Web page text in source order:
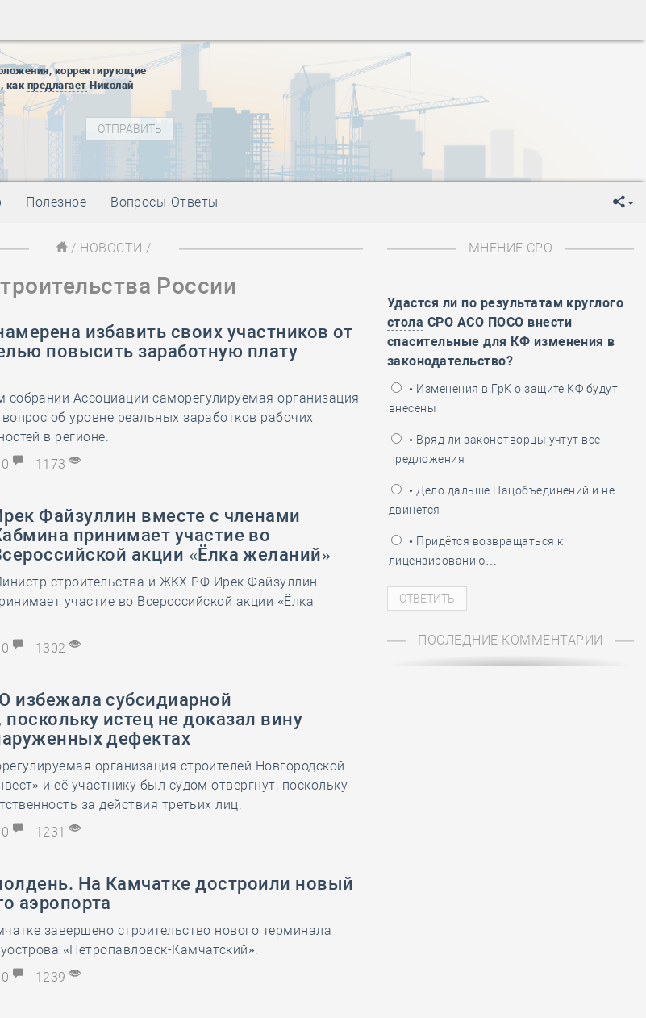
корректирующие
как предлагаетНиколай
День Государственного флага Российской Федерации
-День знаний
-
День сотрудника органов внутренних дел РФ
27 января
День полного освобождения Ленинграда от фашистской
блокады
01 мая-
День Весны и Труда
09 мая -День Победы!
День Государственного флага Российской Федерации
10 ноября
День полного освобождения Ленинграда от фашистской
01 мая- День Весны и Труда
09 мая-День Победы!
Полезное Вопросы-Ответы
/ НОВОСТИ /
России
избавить своих участников от
повысить заработную плату
Ассоциации саморегулируемая организация
об уровне реальных заработков рабочих
в регионе.
0 1173
Файзуллин вместе с членами
принимает участие во
акции «Ёлка желаний»
строительства и ЖКХ РФ Ирек Файзуллин
участие во Всероссийской акции «Ёлка
0 1302
избежала субсидиарной
поскольку истец не доказал вину
дефектах
организация строителей Новгородской
и её участнику был судом отвергнут, поскольку
за действия третьих лиц.
0 1231
На Камчатке достроили новый
аэропорта
завершено строительство нового терминала
«Петропавловск-Камчатский».
0 1239
МНЕНИЕ СРО
Удастся ли по результатам круглого
стола СРО АСО ПОСО внести
спасительные для КФ изменения в
законодательство?
• Изменения в ГрК о защите КФ будут
внесены
• Вряд ли законотворцы учтут все
предложения
• Дело дальше Нацобъединений и не
двинется
• Придётся возвращаться к
лицензированию…
ПОСЛЕДНИЕ КОММЕНТАРИИ